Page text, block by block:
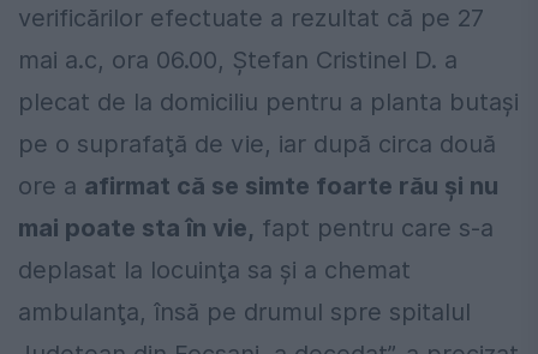
verificărilor efectuate a rezultat că pe 27
mai a.c, ora 06.00, Ştefan Cristinel D. a
plecat de la domiciliu pentru a planta butaşi
pe o suprafaţă de vie, iar după circa două
ore a afirmat că se simte foarte rău şi nu
mai poate sta în vie, fapt pentru care s-a
deplasat la locuinţa sa şi a chemat
ambulanţa, însă pe drumul spre spitalul